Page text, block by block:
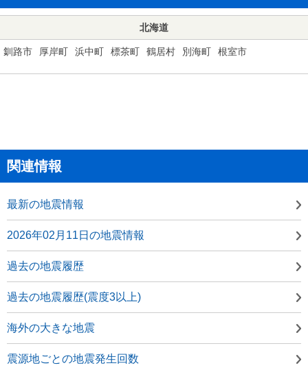
北海道
釧路市 厚岸町 浜中町 標茶町 鶴居村 別海町 根室市
関連情報
最新の地震情報
2026年02月11日の地震情報
過去の地震履歴
過去の地震履歴(震度3以上)
海外の大きな地震
震源地ごとの地震発生回数